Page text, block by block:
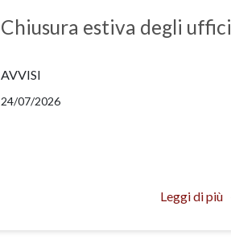
Chiusura estiva degli uffici
AVVISI
24/07/2026
Leggi di più